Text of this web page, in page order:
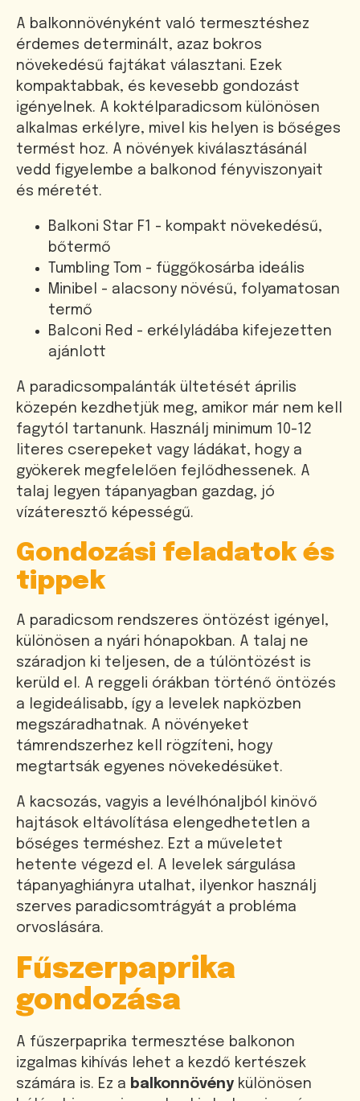
A balkonnövényként való termesztéshez
érdemes determinált, azaz bokros
növekedésű fajtákat választani. Ezek
kompaktabbak, és kevesebb gondozást
igényelnek. A koktélparadicsom különösen
alkalmas erkélyre, mivel kis helyen is bőséges
termést hoz. A növények kiválasztásánál
vedd figyelembe a balkonod fényviszonyait
és méretét.
Balkoni Star F1 - kompakt növekedésű,
bőtermő
Tumbling Tom - függőkosárba ideális
Minibel - alacsony növésű, folyamatosan
termő
Balconi Red - erkélyládába kifejezetten
ajánlott
A paradicsompalánták ültetését április
közepén kezdhetjük meg, amikor már nem kell
fagytól tartanunk. Használj minimum 10-12
literes cserepeket vagy ládákat, hogy a
gyökerek megfelelően fejlődhessenek. A
talaj legyen tápanyagban gazdag, jó
vízáteresztő képességű.
Gondozási feladatok és
tippek
A paradicsom rendszeres öntözést igényel,
különösen a nyári hónapokban. A talaj ne
száradjon ki teljesen, de a túlöntözést is
kerüld el. A reggeli órákban történő öntözés
a legideálisabb, így a levelek napközben
megszáradhatnak. A növényeket
támrendszerhez kell rögzíteni, hogy
megtartsák egyenes növekedésüket.
A kacsozás, vagyis a levélhónaljból kinövő
hajtások eltávolítása elengedhetetlen a
bőséges terméshez. Ezt a műveletet
hetente végezd el. A levelek sárgulása
tápanyaghiányra utalhat, ilyenkor használj
szerves paradicsomtrágyát a probléma
orvoslására.
Fűszerpaprika
gondozása
A fűszerpaprika termesztése balkonon
izgalmas kihívás lehet a kezdő kertészek
számára is. Ez a balkonnövény különösen